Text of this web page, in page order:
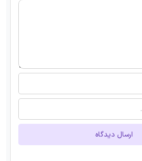
ارسال دیدگاه